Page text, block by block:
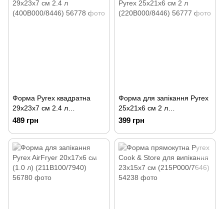
Форма Pyrex квадратна
29х23х7 см 2.4 л
(400B000/8446)
489 грн
Форма для запікання Pyrex
25х21х6 см 2 л
(220B000/8446)
399 грн